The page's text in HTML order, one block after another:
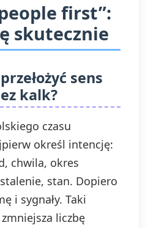
first”:
skutecznie
sens
kalk?
czasu
określ intencję:
chwila, okres
stan. Dopiero
i sygnały. Taki
liczbę